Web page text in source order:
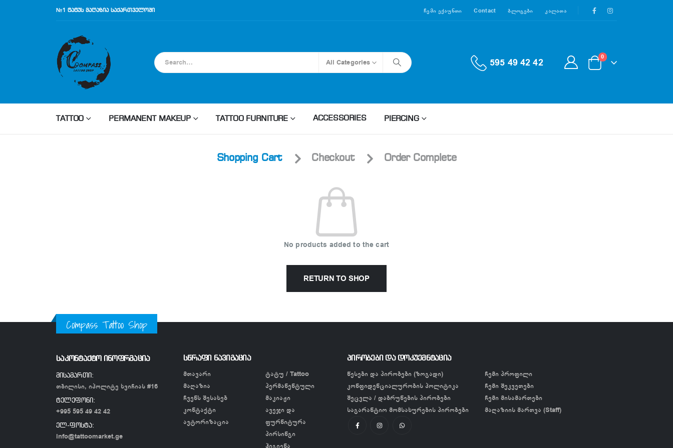
№1 ტატუს მაღაზია საქართველოში Ჩემი Ექაუნთი Contact Ბლოგები Კალათა
All Categories 595 49 42 42 0
TATTOO PERMANENT MAKEUP TATTOO FURNITURE ACCESSORIES PIERCING
Shopping Cart Checkout Order Complete
No products added to the cart
RETURN TO SHOP
Compass Tattoo Shop
საკონტაქტო ინოფრმაცია
მისამართი:
თბილისი, იპოლიტე ხვიჩიას #16
ტელეფონი:
+995 595 49 42 42
ელ-ფოსტა:
info@tattoomarket.ge
სწრაფი ნავიგაცია
მთავარი
მაღაზია
ჩვენს შესახებ
კონტაქტი
ავტორიზაცია
ტატუ / Tattoo
პერმანენტული
მაკიაჟი
ავეჯი და
ფურნიტურა
პირსინგი
ჰიგიენა
პირობები და დოკუემნტაცია
წესები და პირობები (ზოგადი)
კონფიდენციალურობის პოლიტიკა
შეცვლა / დაბრუნების პირობები
საგარანტიო მომსახურების პირობები
ჩემი პროფილი
ჩემი შეკვეთები
ჩემი მისამართები
მაღაზიის მართვა (Staff)